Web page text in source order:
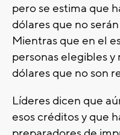
pero se estima que
dólares que no
Mientras que en el
personas elegibles
dólares que no son
Líderes dicen que
esos créditos y que